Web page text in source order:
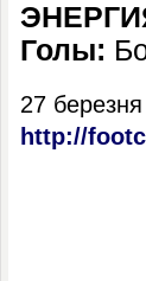
Голы:
27
http://